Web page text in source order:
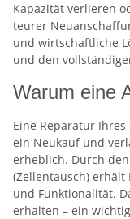
Kapazität verlieren
teurer
und wirtschaftliche
und den
Warum eine
Eine Reparatur
ein Neukauf und
erheblich. Durch
(Zellentausch)
und Funktionalität.
erhalten – ein